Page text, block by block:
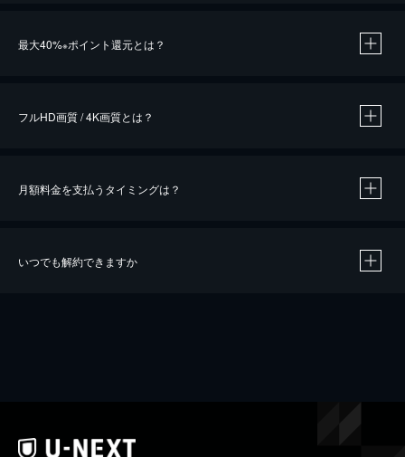
最大40%※ポイント還元とは？
※40％ポイント還元の対象は、クレジットカード決済による作品の購入 / レンタルです。
フルHD画質 / 4K画質とは？
月額料金を支払うタイミングは？
いつでも解約できますか